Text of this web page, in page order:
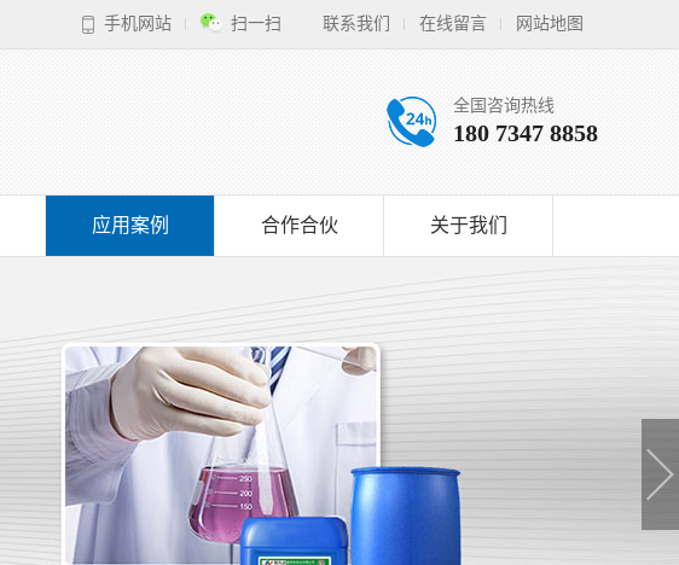
联系我们 在线留言 网站地图
手机网站 扫一扫
全国咨询热线
180 7347 8858
应用案例 合作合伙 关于我们